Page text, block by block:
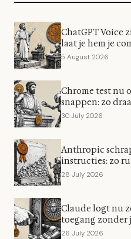
ChatGPT Voice
laat je hem je
5 August 2026
Chrome test nu
snappen: zo
30 July 2026
Anthropic
instructies: zo
28 July 2026
Claude logt nu
toegang zonder
26 July 2026